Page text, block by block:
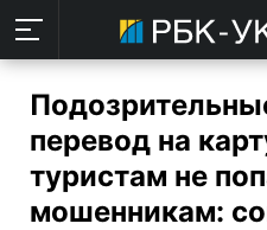
перевод на
туристам не
мошенникам: